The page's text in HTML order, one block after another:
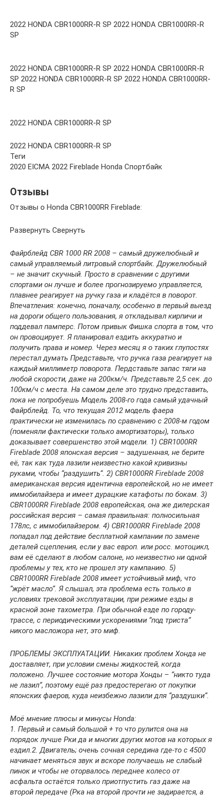
2022 HONDA CBR1000RR-R SP 2022 HONDA CBR1000RR-R
SP
2022 HONDA CBR1000RR-R SP 2022 HONDA CBR1000RR-R
SP 2022 HONDA CBR1000RR-R SP 2022 HONDA CBR1000RR-
R SP
2022 HONDA CBR1000RR-R SP
2022 HONDA CBR1000RR-R SP
Теги
2020 EICMA 2022 Fireblade Honda Спортбайк
Отзывы
Отзывы о Honda CBR1000RR Fireblade:
Развернуть Свернуть
Файрблейд CBR 1000 RR 2008 – самый дружелюбный и
самый управляемый литровый спортбайк. Дружелюбный
– не значит скучный. Просто в сравнении с другими
спортами он лучше и более прогнозируемо управляется,
плавнее реагирует на ручку газа и кладётся в поворот.
Впечатления: конечно, поначалу, особенно в первый выезд
на дороги общего пользования, я откладывал кирпичи и
поддевал памперс. Потом привык Фишка спорта в том, что
он провоцирует. Я планировал ездить аккуратно и
получить права и номер. Через месяц я о таких глупостях
перестал думать Представьте, что ручка газа реагирует на
каждый миллиметр поворота. Пердставьте запас тяги на
любой скорости, даже на 200км/ч. Представьте 2,5 сек. до
100км/ч с места. На самом деле это трудно представить,
пока не попробуешь Модель 2008-го года самый удачный
Файрблейд. То, что текущая 2012 модель фаера
практически не изменилась по сравнению с 2008-м годом
(поменяли фактически только амортизаторы), только
доказывает совершенство этой модели. 1) CBR1000RR
Fireblade 2008 японская версия – задушенная, не берите
её, так как туда лазили неизвестно какой кривизны
руками, чтобы “раздушить“. 2) CBR1000RR Fireblade 2008
американская версия идентична европейской, но не имеет
иммобилайзера и имеет дурацкие катафоты по бокам. 3)
CBR1000RR Fireblade 2008 европейская, она же дилерская
российская версия – самая правильная: полносильная
178лс, с иммобилайзером. 4) CBR1000RR Fireblade 2008
попадал под действие бесплатной кампании по замене
деталей сцепления, если у вас европ. или росс. мотоцикл,
вам её сделают в любом салоне, но неизвестно ни одной
проблемы у тех, кто не прошел эту кампанию. 5)
CBR1000RR Fireblade 2008 имеет устойчивый миф, что
“жрёт масло“. Я слышал, эта проблема есть только в
условиях трековой эксплуатации, при режиме езды в
красной зоне тахометра. При обычной езде по городу-
трассе, с периодическими ускорениями “под триста“
никого масложора нет, это миф.
ПРОБЛЕМЫ ЭКСПЛУАТАЦИИ. Никаких проблем Хонда не
доставляет, при условии смены жидкостей, когда
положено. Лучшее состояние мотора Хонды – “никто туда
не лазил“, поэтому ещё раз предостерегаю от покупки
японских фаеров, куда неизбежно лазили для “раздушки“.
Моё мнение плюсы и минусы Honda:
1. Первый и самый большой + то что рулится она на
порядок лучше Рки да и многих других мотов на которых я
ездил. 2. Двигатель; очень сочная середина где-то с 4500
начинает меняться звук и вскоре получаешь не слабый
пинок и чтобы не оторвалось переднее колесо от
асфальта остаётся только приотпустить газ даже на
второй передаче (Рка на второй прочти не задирается, а